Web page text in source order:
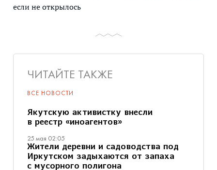
если не открылось
ЧИТАЙТЕ ТАКЖЕ
ВСЕ НОВОСТИ
Якутскую активистку внесли
в реестр «иноагентов»
25 мая 02:05
Жители деревни и садоводства под
Иркутском задыхаются от запаха
с мусорного полигона